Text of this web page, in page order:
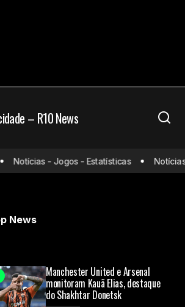
– R10 News
Jogos de hoje (28/01/25) ao vivo de
futebol: onde assistir e horário
Notícias - Jogos - Estatísticas Notícias -
News
Manchester United e Arsenal
monitoram Kauã Elias, destaque
do Shakhtar Donetsk